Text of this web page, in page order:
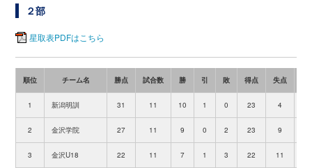
２部
星取表PDFはこちら
順位 チーム名 勝点 試合数 勝 引 敗 得点 失点
1 新潟明訓 31 11 10 1 0 23 4
2 金沢学院 27 11 9 0 2 23 9
3 金沢U18 22 11 7 1 3 22 11